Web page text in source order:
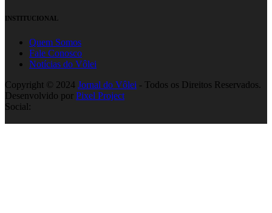
INSTITUCIONAL
Quem Somos
Fale Conosco
Notícias do Vôlei
Copyright © 2024 Jornal do Vôlei - Todos os Direitos Reservados.
Desenvolvido por Pixel Project
Social: